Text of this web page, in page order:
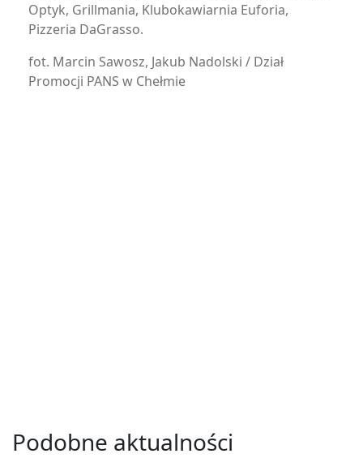
Optyk, Grillmania, Klubokawiarnia Euforia,
Pizzeria DaGrasso.
fot. Marcin Sawosz, Jakub Nadolski / Dział
Promocji PANS w Chełmie
Podobne aktualności